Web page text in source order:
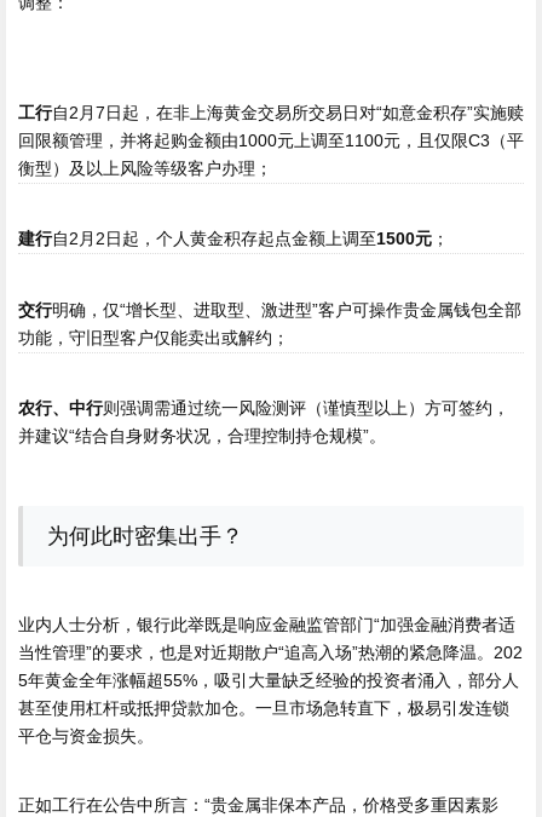
工行自2月7日起，在非上海黄金交易所交易日对“如意金积存”实施赎
回限额管理，并将起购金额由1000元上调至1100元，且仅限C3（平
衡型）及以上风险等级客户办理；
建行自2月2日起，个人黄金积存起点金额上调至1500元 ；
交行明确，仅“增长型、进取型、激进型”客户可操作贵金属钱包全部
功能，守旧型客户仅能卖出或解约；
农行、中行则强调需通过统一风险测评（谨慎型以上）方可签约，
并建议“结合自身财务状况，合理控制持仓规模”。
为何此时密集出手？
业内人士分析，银行此举既是响应金融监管部门“加强金融消费者适
当性管理”的要求，也是对近期散户“追高入场”热潮的紧急降温。202
5年黄金全年涨幅超55%，吸引大量缺乏经验的投资者涌入，部分人
甚至使用杠杆或抵押贷款加仓。一旦市场急转直下，极易引发连锁
平仓与资金损失。
正如工行在公告中所言：“贵金属非保本产品，价格受多重因素影